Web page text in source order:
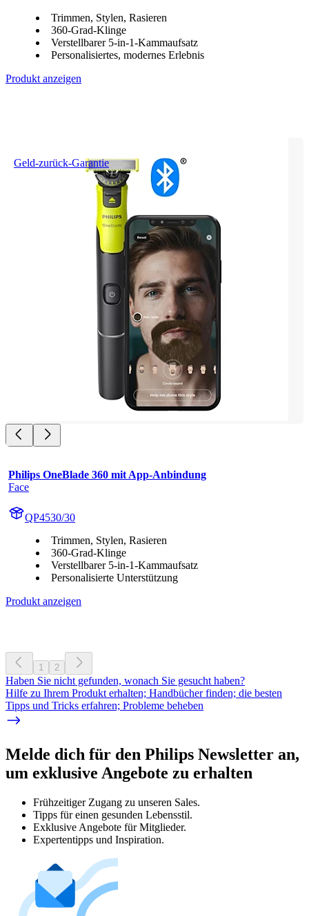
Trimmen, Stylen, Rasieren
360-Grad-Klinge
Verstellbarer 5-in-1-Kammaufsatz
Personalisiertes, modernes Erlebnis
Produkt anzeigen
Geld-zurück-Garantie
Philips OneBlade 360 mit App-Anbindung
Face
QP4530/30
Trimmen, Stylen, Rasieren
360-Grad-Klinge
Verstellbarer 5-in-1-Kammaufsatz
Personalisierte Unterstützung
Produkt anzeigen
1 2
Haben Sie nicht gefunden, wonach Sie gesucht haben?
Hilfe zu Ihrem Produkt erhalten; Handbücher finden; die besten
Tipps und Tricks erfahren; Probleme beheben
Melde dich für den Philips Newsletter an,
um exklusive Angebote zu erhalten
Frühzeitiger Zugang zu unseren Sales.
Tipps für einen gesunden Lebensstil.
Exklusive Angebote für Mitglieder.
Expertentipps und Inspiration.